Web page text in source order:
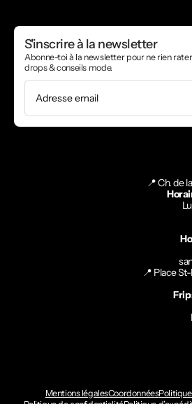
S'inscrire à la newsletter
Abonne-toi à la newsletter pour ne rien
drops & conseils mode.
Adresse email
📍 Ch. de
📍 Place
Mentions légalesCoordonnées